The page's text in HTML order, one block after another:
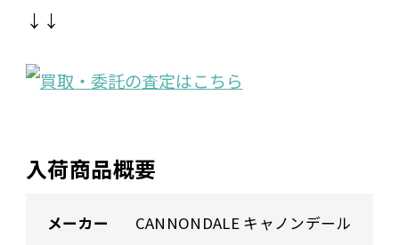
↓↓
入荷商品概要
メーカー CANNONDALE キャノンデール